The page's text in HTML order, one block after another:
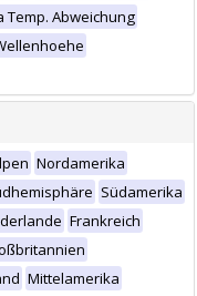
Temp. Abweichung
Nordamerika
Südamerika
Frankreich
Mittelamerika